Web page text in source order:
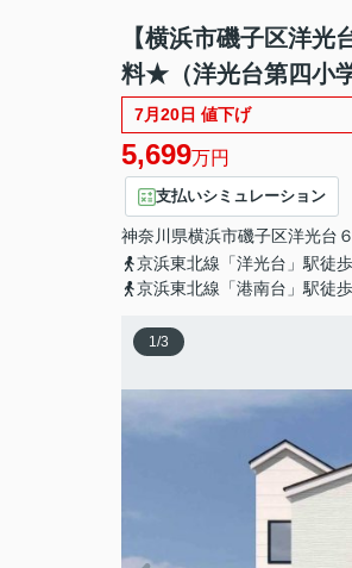
【横浜市磯子区洋
料★（洋光台第四小
7月20日 値下げ
5,699万円
支払いシミュレーション
神奈川県横浜市磯子区洋光台
京浜東北線「洋光台」駅徒
京浜東北線「港南台」駅徒
1/3